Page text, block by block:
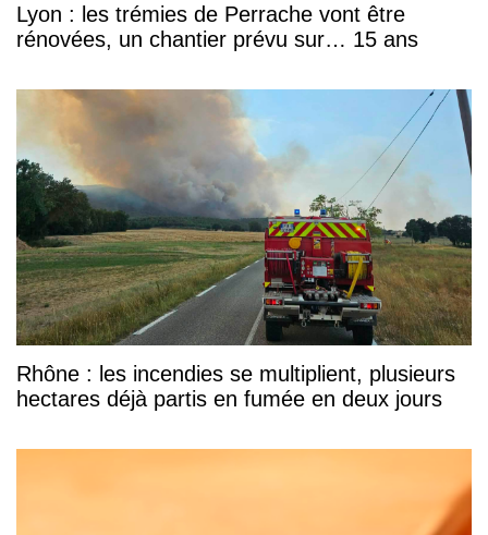
Lyon : les trémies de Perrache vont être
rénovées, un chantier prévu sur… 15 ans
Rhône : les incendies se multiplient, plusieurs
hectares déjà partis en fumée en deux jours